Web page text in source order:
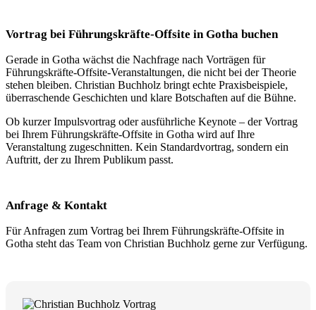
Vortrag bei Führungskräfte-Offsite in Gotha buchen
Gerade in Gotha wächst die Nachfrage nach Vorträgen für
Führungskräfte-Offsite-Veranstaltungen, die nicht bei der Theorie
stehen bleiben. Christian Buchholz bringt echte Praxisbeispiele,
überraschende Geschichten und klare Botschaften auf die Bühne.
Ob kurzer Impulsvortrag oder ausführliche Keynote – der Vortrag
bei Ihrem Führungskräfte-Offsite in Gotha wird auf Ihre
Veranstaltung zugeschnitten. Kein Standardvortrag, sondern ein
Auftritt, der zu Ihrem Publikum passt.
Anfrage & Kontakt
Für Anfragen zum Vortrag bei Ihrem Führungskräfte-Offsite in
Gotha steht das Team von Christian Buchholz gerne zur Verfügung.